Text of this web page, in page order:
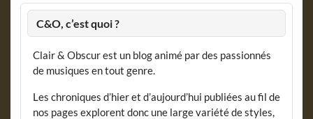
C&O, c’est quoi ?
Clair & Obscur est un blog animé par des passionnés
de musiques en tout genre.
Les chroniques d’hier et d’aujourd’hui publiées au fil de
nos pages explorent donc une large variété de styles,